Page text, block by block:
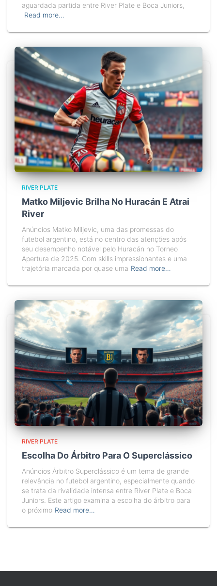
aguardada partida entre River Plate e Boca Juniors,
Read more…
RIVER PLATE
Matko Miljevic Brilha No Huracán E Atrai
River
Anúncios Matko Miljevic, uma das promessas do
futebol argentino, está no centro das atenções após
seu desempenho notável pelo Huracán no Torneo
Apertura de 2025. Com skills impressionantes e uma
trajetória marcada por quase uma Read more…
RIVER PLATE
Escolha Do Árbitro Para O Superclássico
Anúncios Árbitro Superclássico é um tema de grande
relevância no futebol argentino, especialmente quando
se trata da rivalidade intensa entre River Plate e Boca
Juniors. Este artigo examina a escolha do árbitro para
o próximo Read more…